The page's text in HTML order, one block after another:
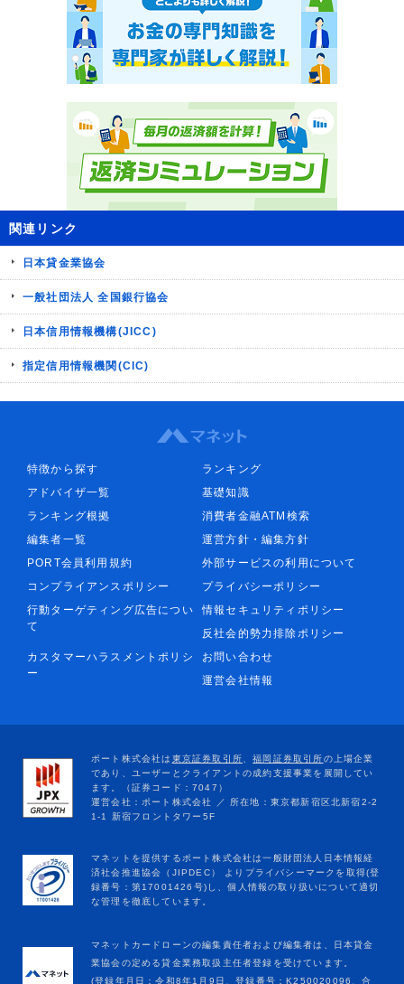
関連リンク
日本貸金業協会
一般社団法人 全国銀行協会
日本信用情報機構(JICC)
指定信用情報機関(CIC)
特徴から探す
ランキング
アドバイザ一覧
基礎知識
ランキング根拠
消費者金融ATM検索
編集者一覧
運営方針・編集方針
PORT会員利用規約
外部サービスの利用について
コンプライアンスポリシー
プライバシーポリシー
行動ターゲティング広告につい
て
情報セキュリティポリシー
反社会的勢力排除ポリシー
カスタマーハラスメントポリシ
ー
お問い合わせ
運営会社情報
マネットカードローンの編集責任者および編集者は、日本貸金
業協会の定める貸金業務取扱主任者登録を受けています。
(登録年月日：令和8年1月9日、登録番号：K250020096、合